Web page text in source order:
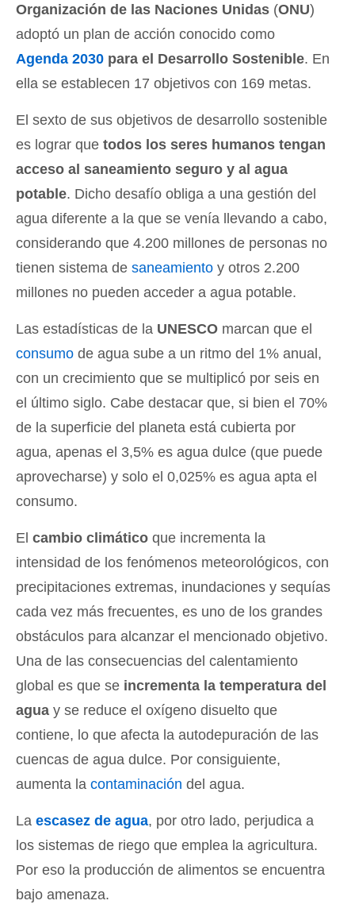
Organización de las Naciones Unidas (ONU)
adoptó un plan de acción conocido como
Agenda 2030 para el Desarrollo Sostenible. En
ella se establecen 17 objetivos con 169 metas.
El sexto de sus objetivos de desarrollo sostenible
es lograr que todos los seres humanos tengan
acceso al saneamiento seguro y al agua
potable. Dicho desafío obliga a una gestión del
agua diferente a la que se venía llevando a cabo,
considerando que 4.200 millones de personas no
tienen sistema de saneamiento y otros 2.200
millones no pueden acceder a agua potable.
Las estadísticas de la UNESCO marcan que el
consumo de agua sube a un ritmo del 1% anual,
con un crecimiento que se multiplicó por seis en
el último siglo. Cabe destacar que, si bien el 70%
de la superficie del planeta está cubierta por
agua, apenas el 3,5% es agua dulce (que puede
aprovecharse) y solo el 0,025% es agua apta el
consumo.
El cambio climático que incrementa la
intensidad de los fenómenos meteorológicos, con
precipitaciones extremas, inundaciones y sequías
cada vez más frecuentes, es uno de los grandes
obstáculos para alcanzar el mencionado objetivo.
Una de las consecuencias del calentamiento
global es que se incrementa la temperatura del
agua y se reduce el oxígeno disuelto que
contiene, lo que afecta la autodepuración de las
cuencas de agua dulce. Por consiguiente,
aumenta la contaminación del agua.
La escasez de agua, por otro lado, perjudica a
los sistemas de riego que emplea la agricultura.
Por eso la producción de alimentos se encuentra
bajo amenaza.